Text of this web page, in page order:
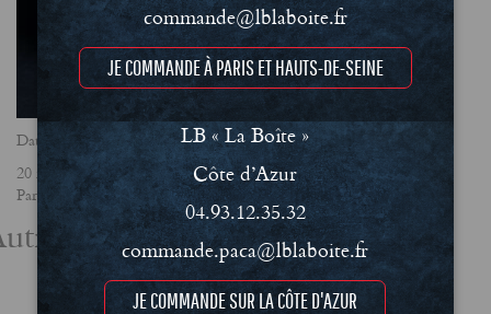
Date
20 mars 2025
Partager
actualités
commande@lblaboite.fr
JE COMMANDE À PARIS ET HAUTS-DE-SEINE
LB « La Boîte »
Côte d’Azur
04.93.12.35.32
commande.paca@lblaboite.fr
JE COMMANDE SUR LA CÔTE D'AZUR